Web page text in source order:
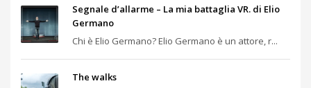
Segnale d’allarme – La mia battaglia VR. di Elio
Germano
Chi è Elio Germano? Elio Germano è un attore, r...
The walks